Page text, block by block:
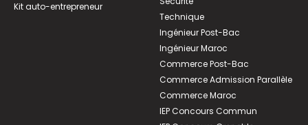
Kit auto-entrepreneur
Technique
Ingénieur Post-Bac
Ingénieur Maroc
Commerce Post-Bac
Commerce Admission Parallèle
Commerce Maroc
IEP Concours Commun